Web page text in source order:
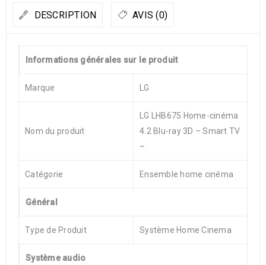
DESCRIPTION AVIS (0)
Informations générales sur le produit
Marque LG
Nom du produit
LG LHB675 Home-cinéma
4.2 Blu-ray 3D – Smart TV
–
Catégorie Ensemble home cinéma
Général
Type de Produit Système Home Cinema
Système audio